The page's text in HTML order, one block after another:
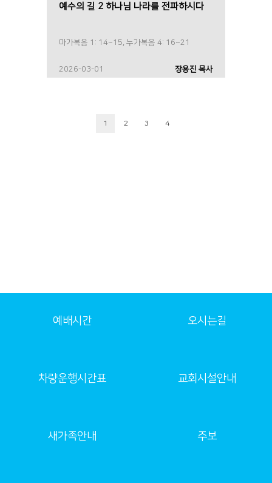
예수의 길 2 하나님 나라를 전파하시다
마가복음 1: 14~15, 누가복음 4: 16~21
2026-03-01 장용진 목사
1 2 3 4
예배시간 오시는길
차량운행시간표 교회시설안내
새가족안내 주보